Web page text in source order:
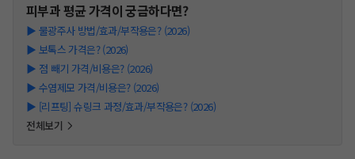
피부과평균 가격이 궁금하다면?
▶ 물광주사 방법/효과/부작용은? (2026)
▶ 보톡스 가격은? (2026)
▶ 점 빼기 가격/비용은? (2026)
▶ 수염제모 가격/비용은? (2026)
▶ [리프팅] 슈링크 과정/효과/부작용은? (2026)
전체보기